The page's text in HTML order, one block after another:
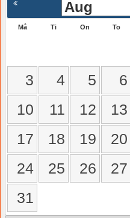
Må Ti On To
3
4 5 6
10
11 12 13
17
18 19 20
24
25 26 27
31